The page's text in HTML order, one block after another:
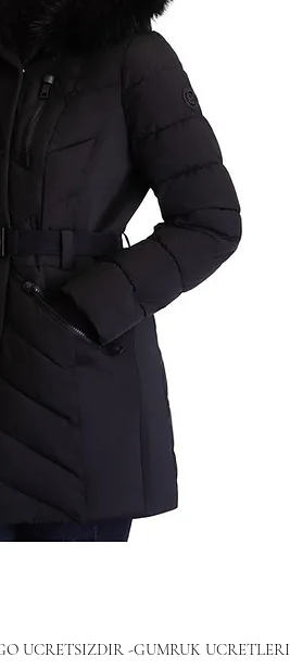
UCRETSIZDIR -GUMRUK UCRETLERI